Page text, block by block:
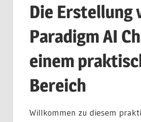
More
Die Erstellung
Paradigm AI
einem
Bereich
Willkommen zu diesem